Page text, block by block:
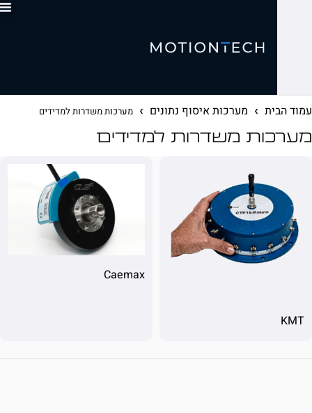
מערכות איסוף נתונים מערכות משדרות למדידים
משדרות למדידים
Caemax